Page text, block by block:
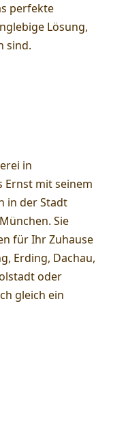
perfekte
Lösung,
sind.
in
Ernst mit seinem
in der Stadt
Sie
für Ihr Zuhause
Erding, Dachau,
oder
gleich ein